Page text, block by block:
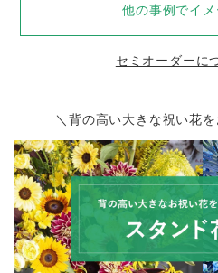
他の事例でイ
セミオーダーに
＼背の高い大きな祝い花